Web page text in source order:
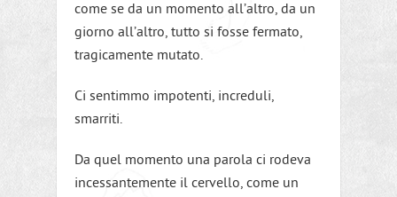
come se da un momento all’altro, da un
giorno all’altro, tutto si fosse fermato,
tragicamente mutato.
Ci sentimmo impotenti, increduli,
smarriti.
Da quel momento una parola ci rodeva
incessantemente il cervello, come un